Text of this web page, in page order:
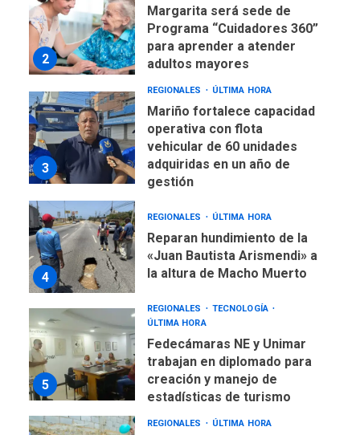
2
Margarita será sede de
Programa “Cuidadores 360”
para aprender a atender
adultos mayores
3
REGIONALES ÚLTIMA HORA
Mariño fortalece capacidad
operativa con flota
vehicular de 60 unidades
adquiridas en un año de
gestión
4
REGIONALES ÚLTIMA HORA
Reparan hundimiento de la
«Juan Bautista Arismendi» a
la altura de Macho Muerto
5
REGIONALES
TECNOLOGÍA
ÚLTIMA HORA
Fedecámaras NE y Unimar
trabajan en diplomado para
creación y manejo de
estadísticas de turismo
REGIONALES ÚLTIMA HORA